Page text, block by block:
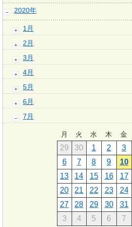
2020年
1月
2月
3月
4月
5月
6月
7月
月 火 水 木 金
29 30 1 2 3
6
7 8 9 10
13
14 15 16 17
20
21 22 23 24
27
28 29 30 31
3
4 5 6 7